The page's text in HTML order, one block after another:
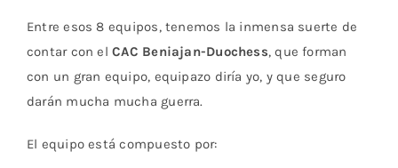
Entre esos 8 equipos, tenemos la inmensa suerte de
contar con elCAC Beniajan-Duochess, que forman
con un gran equipo, equipazo diría yo, y que seguro
darán mucha mucha guerra.
El equipo está compuesto por: